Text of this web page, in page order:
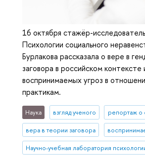
16 октября стажёр-
Психологии социального
Бурлакова рассказала о вере в
заговора в российском контексте
воспринимаемых угроз в
практикам.
Наука взгляд ученого репортаж о
вера в теории заговора
Научно-учебная лаборатория